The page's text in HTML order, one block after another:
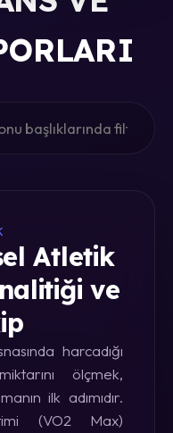
Atletik
ve
harcadığı
ölçmek,
ilk adımıdır.
(VO2 Max)